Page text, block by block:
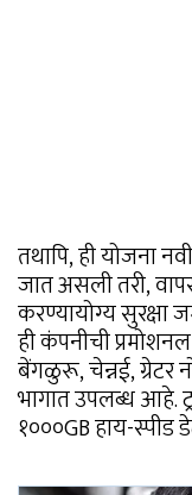
तथापि, ही योजना
जात असली तरी,
करण्यायोग्य सुरक्षा
ही कंपनीची
बेंगळुरू, चेन्नई, ग्रेटर
भागात उपलब्ध आहे.
१०००GB हाय-स्पीड